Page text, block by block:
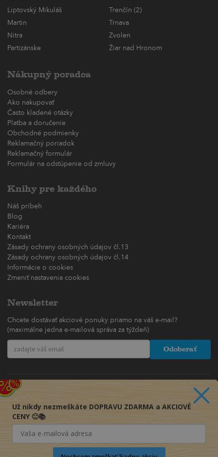
Liptovský Mikuláš
Trenčín (2)
Martin
Trnava
Nitra
Zvolen
Partizánske
Žiar nad Hronom
Nákupný poradca
Osobné odbery
Ako nakupovať
Často kladené otázky
Platba a doručenie
Obchodné podmienky
Reklamačný poriadok
Reklamačný formulár
Formulár na odstúpenie od zmluvy
Knihy pre každého
Náš príbeh
Blog
Kariéra
Kontakt
Zásady ochrany osobných údajov čl.13
Zásady ochrany osobných údajov čl.14
Informácie o cookies
Zmeniť nastavenia cookies
Newsletter
Chcete dostávať akciové ponuky priamo na váš e-mail?
(maximálne jedna e-mailová správa za týždeň)
Odoberať
Už nikdy nezmeškáte DOPRAVU ZDARMA a AKCIOVÉ
CENY 🙂📚